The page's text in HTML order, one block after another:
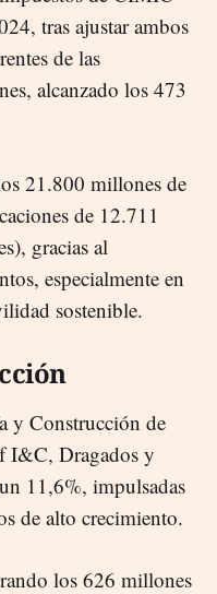
tras ajustar ambos
de las
alcanzado los 473
21.800 millones de
de 12.711
gracias al
especialmente en
sostenible.
y Construcción de
I&C, Dragados y
11,6%, impulsadas
de alto crecimiento.
los 626 millones